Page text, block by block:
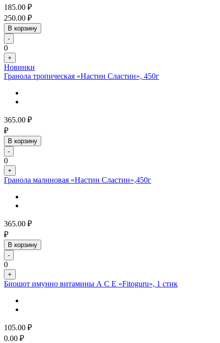
185.00 ₽
250.00 ₽
В корзину
-
0
+
Новинки
Гранола тропическая «Настин Сластин», 450г
365.00 ₽
₽
В корзину
-
0
+
Гранола малиновая «Настин Сластин»,450г
365.00 ₽
₽
В корзину
-
0
+
Биошот имунно витамины А С Е «Fitoguru», 1 стик
105.00 ₽
0.00 ₽